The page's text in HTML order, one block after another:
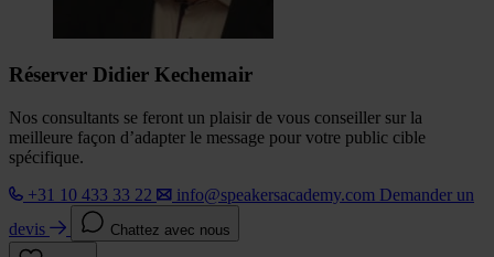
Réserver Didier Kechemair
Nos consultants se feront un plaisir de vous conseiller sur la
meilleure façon d’adapter le message pour votre public cible
spécifique.
+31 10 433 33 22
info@speakersacademy.com Demander un
devis
Chattez avec nous